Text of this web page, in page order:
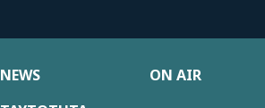
NEWS ON AIR